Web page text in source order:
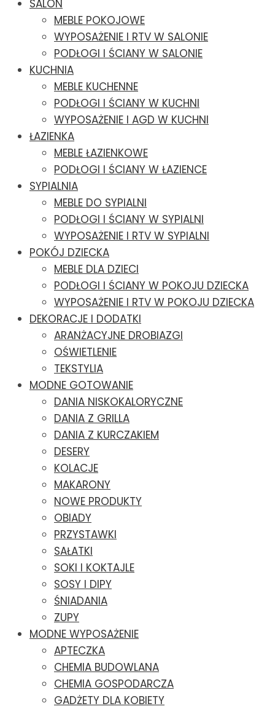
SALON
MEBLE POKOJOWE
WYPOSAŻENIE I RTV W SALONIE
PODŁOGI I ŚCIANY W SALONIE
KUCHNIA
MEBLE KUCHENNE
PODŁOGI I ŚCIANY W KUCHNI
WYPOSAŻENIE I AGD W KUCHNI
ŁAZIENKA
MEBLE ŁAZIENKOWE
PODŁOGI I ŚCIANY W ŁAZIENCE
SYPIALNIA
MEBLE DO SYPIALNI
PODŁOGI I ŚCIANY W SYPIALNI
WYPOSAŻENIE I RTV W SYPIALNI
POKÓJ DZIECKA
MEBLE DLA DZIECI
PODŁOGI I ŚCIANY W POKOJU DZIECKA
WYPOSAŻENIE I RTV W POKOJU DZIECKA
DEKORACJE I DODATKI
ARANŻACYJNE DROBIAZGI
OŚWIETLENIE
TEKSTYLIA
MODNE GOTOWANIE
DANIA NISKOKALORYCZNE
DANIA Z GRILLA
DANIA Z KURCZAKIEM
DESERY
KOLACJE
MAKARONY
NOWE PRODUKTY
OBIADY
PRZYSTAWKI
SAŁATKI
SOKI I KOKTAJLE
SOSY I DIPY
ŚNIADANIA
ZUPY
MODNE WYPOSAŻENIE
APTECZKA
CHEMIA BUDOWLANA
CHEMIA GOSPODARCZA
GADŻETY DLA KOBIETY